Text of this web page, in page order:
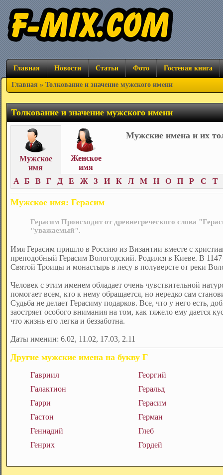
Главная Новости Статьи Фото Гостевая книга
Главная » Толкование и значение мужского имени
Толкование и значение мужского имени
Мужское
имя
Женское
имя
Мужские имена и их
А Б В Г Д Е Ж З И К Л М Н О П Р С Т
Мужское имя: Герасим
Герасим Происходит от древнегреческого слова
"уважаемый".
Имя Герасим пришло в Россию из Византии вместе с
преподобный Герасим Вологодский. Родился в Киеве. В
Святой Троицы и монастырь в лесу в полуверсте от реки
Человек с этим именем обладает очень чувствительной
помогает всем, кто к нему обращается, но нередко сам
Судьба не делает Герасиму подарков. Все, что у него есть,
заостряет особого внимания на том, как тяжело ему дается
что жизнь его легка и беззаботна.
Даты именин: 6.02, 11.02, 17.03, 2.11
Другие мужские имена на букву Г
Гавриил
Галактион
Гарри
Гастон
Геннадий
Генрих
Георгий
Геральд
Герасим
Герман
Глеб
Гордей